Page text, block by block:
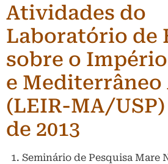
Atividades do
Laboratório de
sobre o
e Mediterrâneo
(LEIR-MA/
de 2013
1. Seminário de Pesquisa Mare